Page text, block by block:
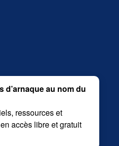
d’arnaque au nom du
ressources et
accès libre et gratuit